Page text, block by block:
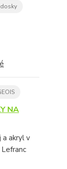
NA
a akryl v